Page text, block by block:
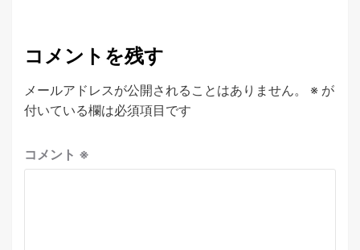
コメントを残す
メールアドレスが公開されることはありません。 ※ が
付いている欄は必須項目です
コメント ※